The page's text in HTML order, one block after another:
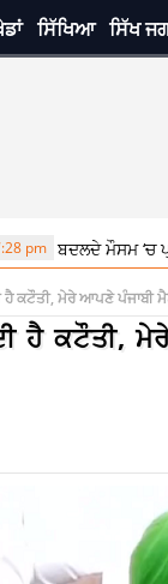
ਸਿੱਖਿਆ ਸਿੱਖ
ਬਦਲਦੇ ਮੌਸਮ ‘ਚ
ਹੈ ਕਟੌਤੀ, ਮੇਰੇ ਆਪਣੇ ਪੰਜਾਬੀ
ਹੈ ਕਟੌਤੀ,